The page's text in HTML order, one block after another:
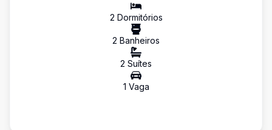
2 Dormitórios
2 Banheiros
2 Suítes
1 Vaga